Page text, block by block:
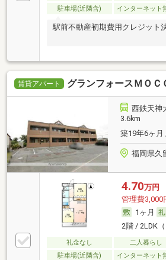
駐車場(近隣含)
インターネット
駅前不動産初期費用クレジット
賃貸アパート グランフォースＭＯＣ
西鉄天神
3.6km
築19年6ヶ月
福岡県久
4.70万円
管理費3,000
1ヶ月
2階 / 2LDK
礼金なし 二人暮らし
駐車場(近隣含)
インターネット